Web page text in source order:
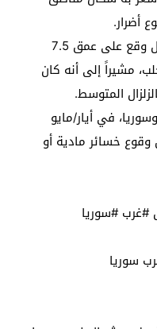
أضرار.
وذكر المركز الوطني للزلازل أن الزلزال وقع على عمق 7.5
غرب حلب، مشيراً إلى أنه كان
المتوسط.
في أيار/مايو
خسائر مادية أو
#غرب #سوريا